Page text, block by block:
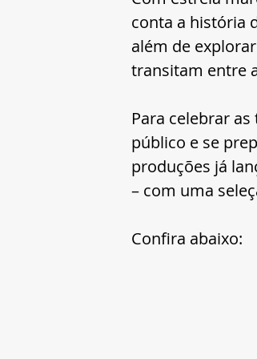
conta a história
além de
transitam entre
Para celebrar
público e se
produções já
– com uma
Confira abaixo: